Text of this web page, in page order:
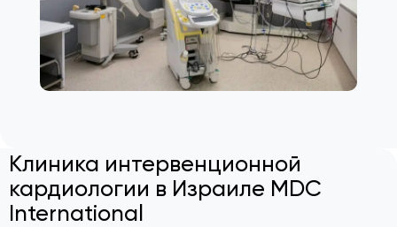
Клиника интервенционной
кардиологии в Израиле MDC
International